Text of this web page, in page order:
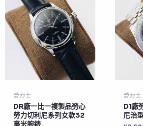
勞力士
DR廠一比一複製品勞心
勞力切利尼系列女款32
毫米腕錶
勞力士
D1廠
尼治